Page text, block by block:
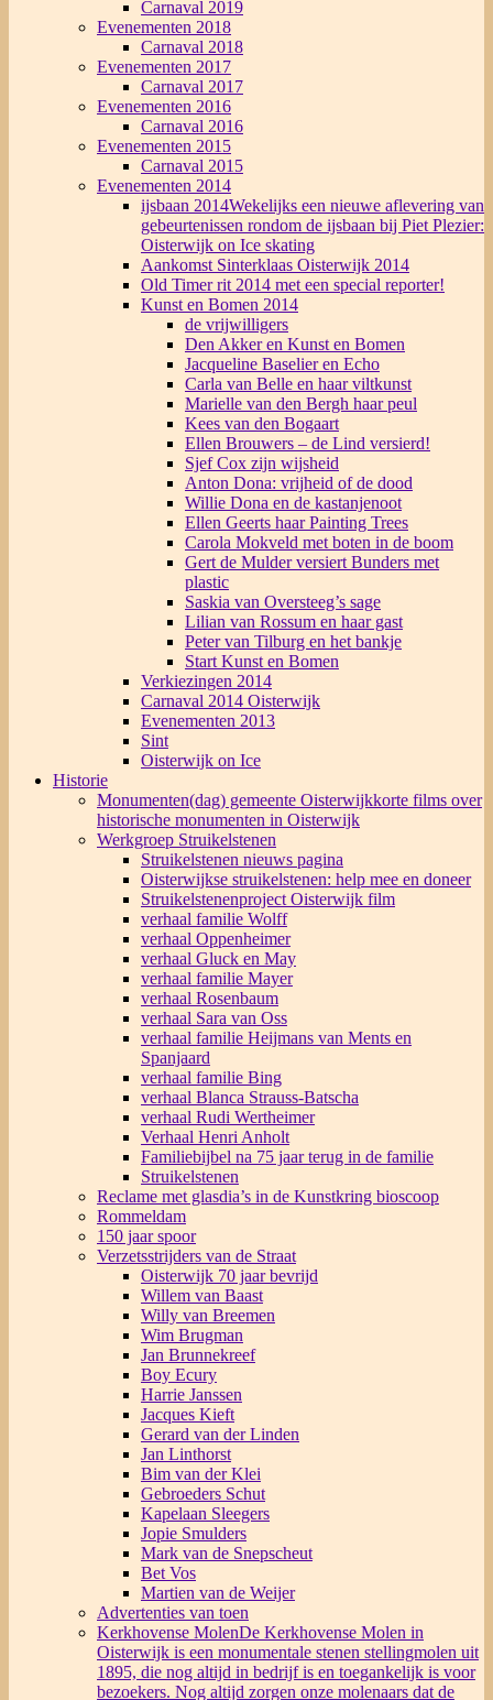
Carnaval 2019
Evenementen 2018
Carnaval 2018
Evenementen 2017
Carnaval 2017
Evenementen 2016
Carnaval 2016
Evenementen 2015
Carnaval 2015
Evenementen 2014
ijsbaan 2014Wekelijks een nieuwe aflevering van
gebeurtenissen rondom de ijsbaan bij Piet Plezier:
Oisterwijk on Ice skating
Aankomst Sinterklaas Oisterwijk 2014
Old Timer rit 2014 met een special reporter!
Kunst en Bomen 2014
de vrijwilligers
Den Akker en Kunst en Bomen
Jacqueline Baselier en Echo
Carla van Belle en haar viltkunst
Marielle van den Bergh haar peul
Kees van den Bogaart
Ellen Brouwers – de Lind versierd!
Sjef Cox zijn wijsheid
Anton Dona: vrijheid of de dood
Willie Dona en de kastanjenoot
Ellen Geerts haar Painting Trees
Carola Mokveld met boten in de boom
Gert de Mulder versiert Bunders met
plastic
Saskia van Oversteeg’s sage
Lilian van Rossum en haar gast
Peter van Tilburg en het bankje
Start Kunst en Bomen
Verkiezingen 2014
Carnaval 2014 Oisterwijk
Evenementen 2013
Sint
Oisterwijk on Ice
Historie
Monumenten(dag) gemeente Oisterwijkkorte films over
historische monumenten in Oisterwijk
Werkgroep Struikelstenen
Struikelstenen nieuws pagina
Oisterwijkse struikelstenen: help mee en doneer
Struikelstenenproject Oisterwijk film
verhaal familie Wolff
verhaal Oppenheimer
verhaal Gluck en May
verhaal familie Mayer
verhaal Rosenbaum
verhaal Sara van Oss
verhaal familie Heijmans van Ments en
Spanjaard
verhaal familie Bing
verhaal Blanca Strauss-Batscha
verhaal Rudi Wertheimer
Verhaal Henri Anholt
Familiebijbel na 75 jaar terug in de familie
Struikelstenen
Reclame met glasdia’s in de Kunstkring bioscoop
Rommeldam
150 jaar spoor
Verzetsstrijders van de Straat
Oisterwijk 70 jaar bevrijd
Willem van Baast
Willy van Breemen
Wim Brugman
Jan Brunnekreef
Boy Ecury
Harrie Janssen
Jacques Kieft
Gerard van der Linden
Jan Linthorst
Bim van der Klei
Gebroeders Schut
Kapelaan Sleegers
Jopie Smulders
Mark van de Snepscheut
Bet Vos
Martien van de Weijer
Advertenties van toen
Kerkhovense MolenDe Kerkhovense Molen in
Oisterwijk is een monumentale stenen stellingmolen uit
1895, die nog altijd in bedrijf is en toegankelijk is voor
bezoekers. Nog altijd zorgen onze molenaars dat de